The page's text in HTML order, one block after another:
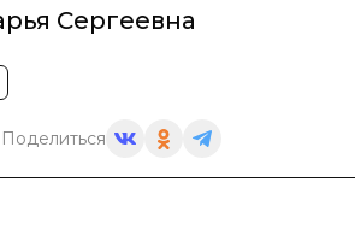
Сергеевна
Поделиться